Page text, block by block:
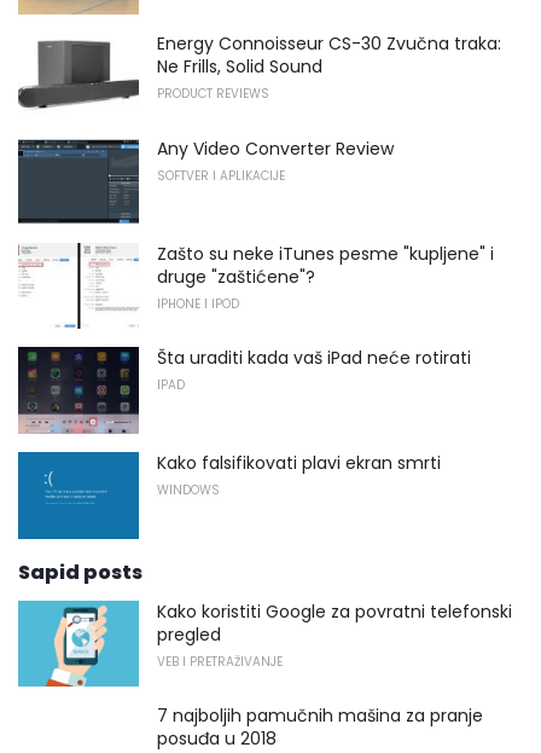
Energy Connoisseur CS-30 Zvučna traka:
Ne Frills, Solid Sound
PRODUCT REVIEWS
Any Video Converter Review
SOFTVER I APLIKACIJE
Zašto su neke iTunes pesme "kupljene" i
druge "zaštićene"?
IPHONE I IPOD
Šta uraditi kada vaš iPad neće rotirati
IPAD
Kako falsifikovati plavi ekran smrti
WINDOWS
Sapid posts
Kako koristiti Google za povratni telefonski
pregled
VEB I PRETRAŽIVANJE
7 najboljih pamučnih mašina za pranje
posuđa u 2018